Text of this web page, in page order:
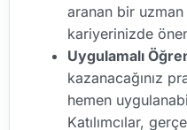
aranan bir
kariyerinizde
Uygulamalı
kazanacağınız
hemen
Katılımcılar,